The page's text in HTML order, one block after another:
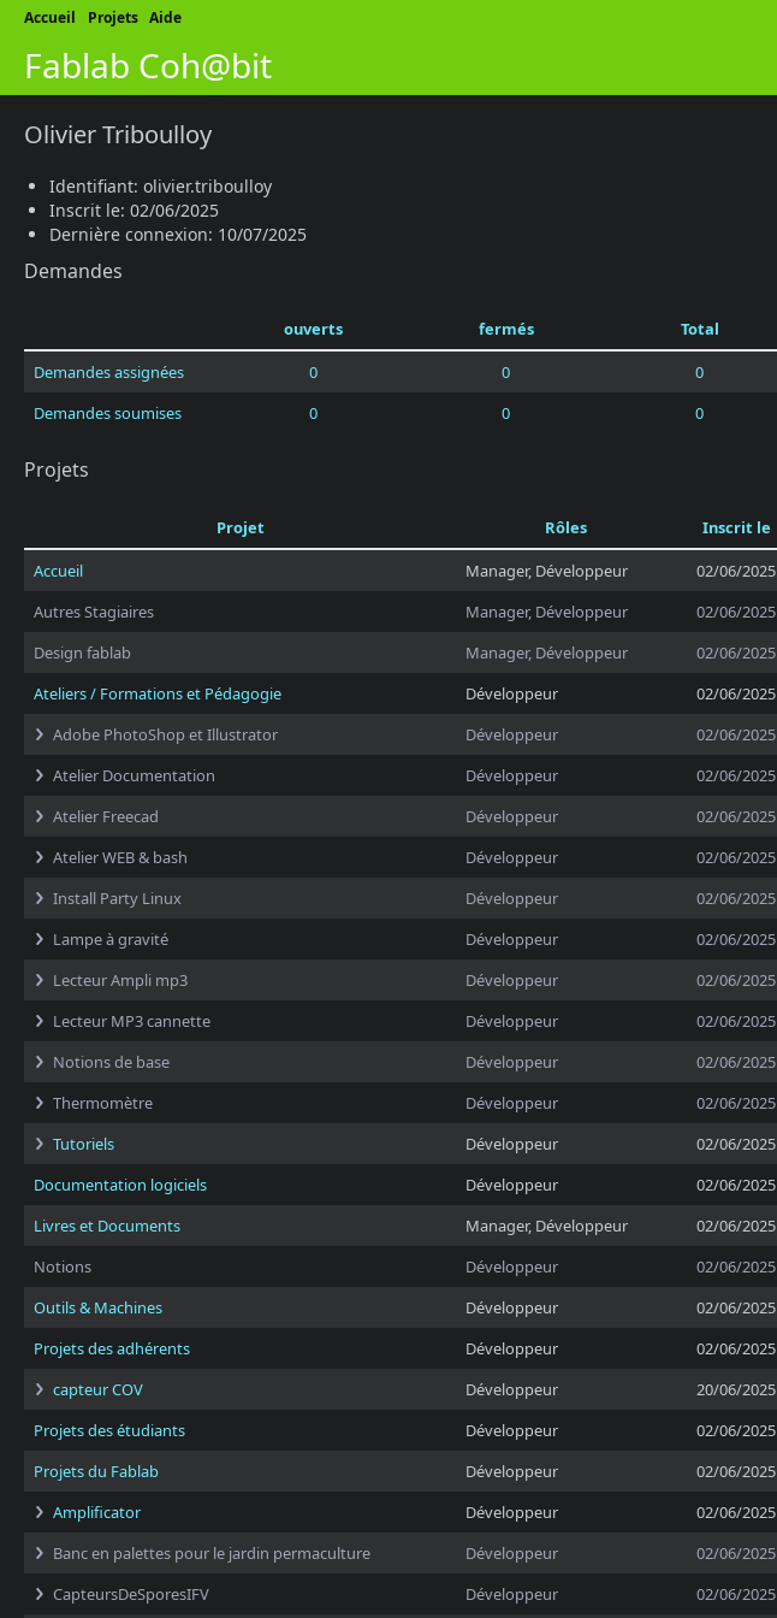
Accueil Projets Aide
Fablab Coh@bit
Olivier Triboulloy
Identifiant: olivier.triboulloy
Inscrit le: 02/06/2025
Dernière connexion: 10/07/2025
Demandes
ouverts fermés
Total
Demandes assignées
0 0
0
Demandes soumises
0 0 0
Projets
Projet Rôles
Inscrit le
Accueil
Manager, Développeur
02/06/2025
Autres Stagiaires
Manager, Développeur
02/06/2025
Design fablab
Manager, Développeur
02/06/2025
Ateliers / Formations et Pédagogie
Développeur
02/06/2025
Adobe PhotoShop et Illustrator
Développeur
02/06/2025
Atelier Documentation
Développeur
02/06/2025
Atelier Freecad
Développeur
02/06/2025
Atelier WEB & bash
Développeur
02/06/2025
Install Party Linux
Développeur
02/06/2025
Lampe à gravité
Développeur
02/06/2025
Lecteur Ampli mp3
Développeur
02/06/2025
Lecteur MP3 cannette
Développeur
02/06/2025
Notions de base
Développeur
02/06/2025
Thermomètre
Développeur
02/06/2025
Tutoriels
Développeur
02/06/2025
Documentation logiciels
Développeur
02/06/2025
Livres et Documents
Manager, Développeur
02/06/2025
Notions
Développeur
02/06/2025
Outils & Machines
Développeur
02/06/2025
Projets des adhérents
Développeur
02/06/2025
capteur COV
Développeur
20/06/2025
Projets des étudiants
Développeur
02/06/2025
Projets du Fablab
Développeur
02/06/2025
Amplificator
Développeur
02/06/2025
Banc en palettes pour le jardin permaculture
Développeur
02/06/2025
CapteursDeSporesIFV
Développeur 02/06/2025